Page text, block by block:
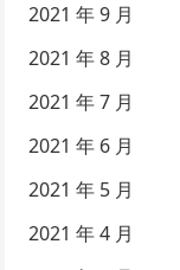
2021 年 9 月
2021 年 8 月
2021 年 7 月
2021 年 6 月
2021 年 5 月
2021 年 4 月